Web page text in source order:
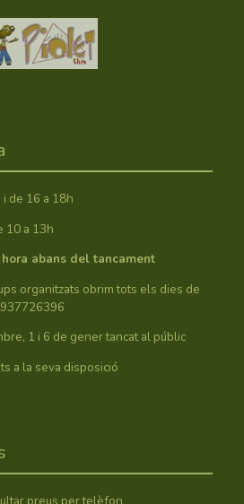
i de 16 a 18h
10 a 13h
abans del tancament
organitzats obrim tots els dies de
937726396
1 i 6 de gener tancat al públic
a la seva disposició